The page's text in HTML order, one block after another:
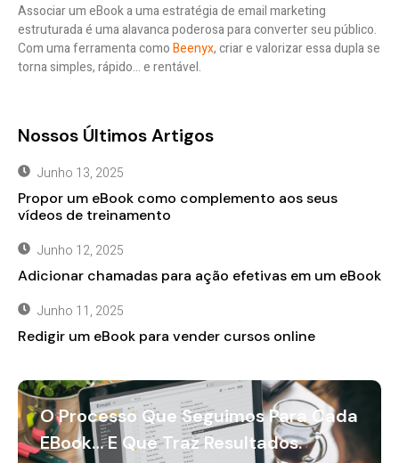
Associar um eBook a uma estratégia de email marketing
estruturada é uma alavanca poderosa para converter seu público.
Com uma ferramenta comoBeenyx, criar e valorizar essa dupla se
torna simples, rápido… e rentável.
Nossos Últimos Artigos
Junho 13, 2025
Propor um eBook como complemento aos seus
vídeos de treinamento
Junho 12, 2025
Adicionar chamadas para ação efetivas em um eBook
Junho 11, 2025
Redigir um eBook para vender cursos online
O Processo Que Seguimos Para Cada
EBook… E Que Traz Resultados.